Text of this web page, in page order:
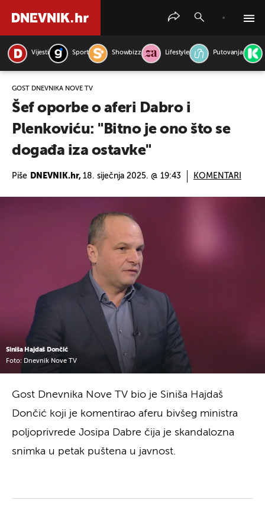
Vijesti Sport Showbizz Lifestyle Putovanja
GOST DNEVNIKA NOVE TV
Šef oporbe o aferi Dabro i
Plenkoviću: "Bitno je ono što se
događa iza ostavke"
Piše DNEVNIK.hr, 18. siječnja 2025. @ 19:43 KOMENTARI
Siniša Hajdaš Dončić
Foto: Dnevnik Nove TV
Gost Dnevnika Nove TV bio je Siniša Hajdaš
Dončić koji je komentirao aferu bivšeg ministra
poljoprivrede Josipa Dabre čija je skandalozna
snimka u petak puštena u javnost.
PRETRAŽITE VIJESTI